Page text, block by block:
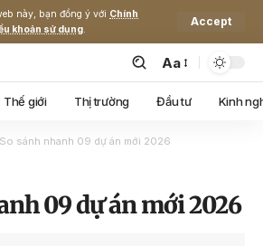
này, bạn đồng ý với Chính
khoản sử dụng.
Accept
Aa
Thế giới Thị trường Đầu tư Kinh
So sánh nhanh 09 dự án mới 2026
09 dự án mới 2026